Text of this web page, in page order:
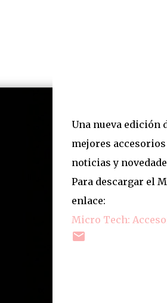
Una nueva edición
mejores
noticias y
Para descargar el
enlace:
Micro Tech: